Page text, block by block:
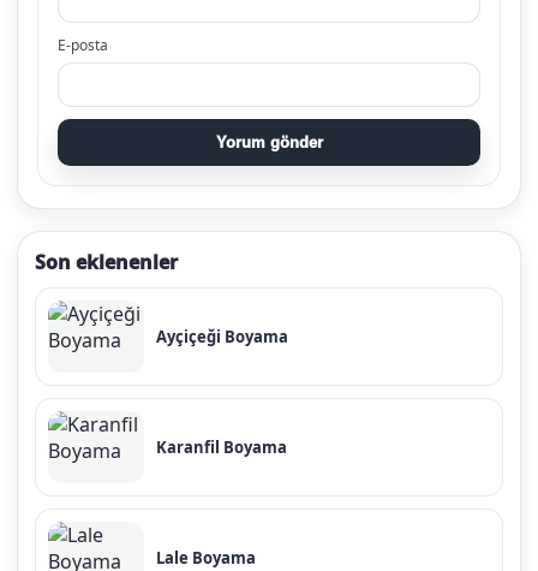
E-posta
Yorum gönder
Son eklenenler
Ayçiçeği Boyama
Karanfil Boyama
Lale Boyama